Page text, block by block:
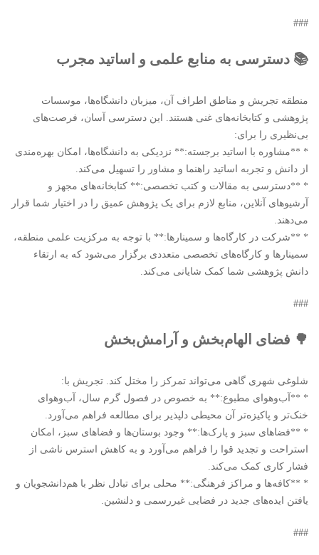
###
📚 دسترسی به منابع علمی و اساتید مجرب
منطقه تجریش و مناطق اطراف آن، میزبان دانشگاه‌ها، موسسات
پژوهشی و کتابخانه‌های غنی هستند. این دسترسی آسان، فرصت‌های
بی‌نظیری را برای:
* **مشاوره با اساتید برجسته:** نزدیکی به دانشگاه‌ها، امکان بهره‌مندی
از دانش و تجربه اساتید راهنما و مشاور را تسهیل می‌کند.
* **دسترسی به مقالات و کتب تخصصی:** کتابخانه‌های مجهز و
آرشیوهای آنلاین، منابع لازم برای یک پژوهش عمیق را در اختیار شما قرار
می‌دهند.
* **شرکت در کارگاه‌ها و سمینارها:** با توجه به مرکزیت علمی منطقه،
سمینارها و کارگاه‌های تخصصی متعددی برگزار می‌شود که به ارتقاء
دانش پژوهشی شما کمک شایانی می‌کند.
###
🌳 فضای الهام‌بخش و آرامش‌بخش
شلوغی شهری گاهی می‌تواند تمرکز را مختل کند. تجریش با:
* **آب‌وهوای مطبوع:** به خصوص در فصول گرم سال، آب‌وهوای
خنک‌تر و پاکیزه‌تر آن محیطی دلپذیر برای مطالعه فراهم می‌آورد.
* **فضاهای سبز و پارک‌ها:** وجود بوستان‌ها و فضاهای سبز، امکان
استراحت و تجدید قوا را فراهم می‌آورد و به کاهش استرس ناشی از
فشار کاری کمک می‌کند.
* **کافه‌ها و مراکز فرهنگی:** محلی برای تبادل نظر با هم‌دانشجویان و
یافتن ایده‌های جدید در فضایی غیررسمی و دلنشین.
###